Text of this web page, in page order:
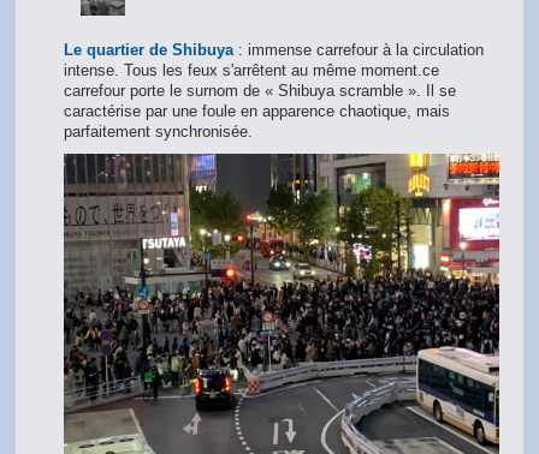
Le quartier de Shibuya: immense carrefour à la circulation
intense. Tous les feux s'arrêtent au même moment.ce
carrefour porte le surnom de « Shibuya scramble ». Il se
caractérise par une foule en apparence chaotique, mais
parfaitement synchronisée.